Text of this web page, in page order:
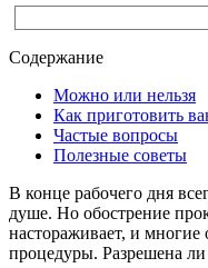
Содержание
Можно или нельзя
Как приготовить
Частые вопросы
Полезные советы
В конце рабочего дня
душе. Но обострение
настораживает, и
процедуры. Разрешена